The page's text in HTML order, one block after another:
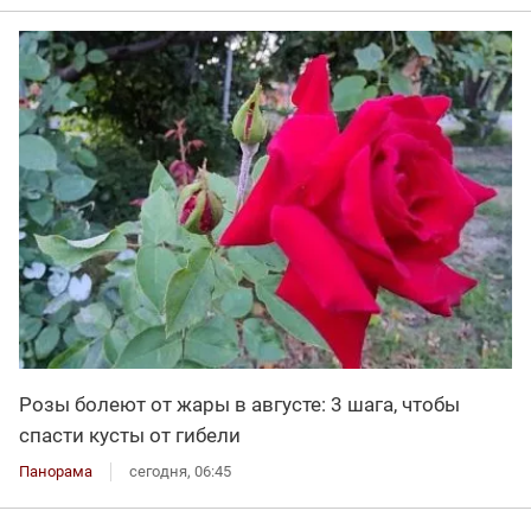
Розы болеют от жары в августе: 3 шага, чтобы
спасти кусты от гибели
Панорама сегодня, 06:45